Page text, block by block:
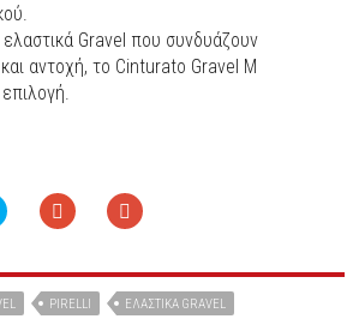
Gravel που συνδυάζουν
αντοχή, το Cinturato Gravel M
PIRELLI ΕΛΑΣΤΙΚΆ GRAVEL